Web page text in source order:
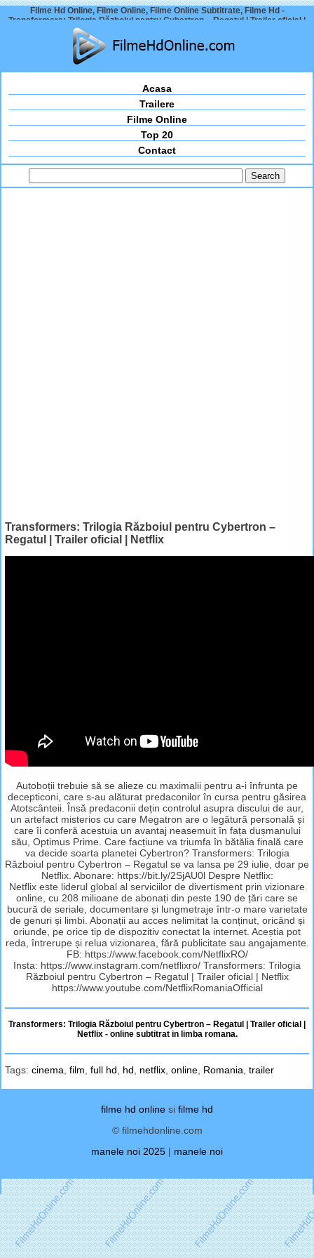
Filme Hd Online, Filme Online, Filme Online Subtitrate, Filme Hd -
Transformers: Trilogia Războiul pentru Cybertron – Regatul | Trailer oficial |
Acasa
Trailere
Filme Online
Top 20
Contact
Transformers: Trilogia Războiul pentru Cybertron –
Regatul | Trailer oficial | Netflix
Autoboții trebuie să se alieze cu maximalii pentru a-i înfrunta pe
decepticoni, care s-au alăturat predaconilor în cursa pentru găsirea
Atotscânteii. Însă predaconii dețin controlul asupra discului de aur,
un artefact misterios cu care Megatron are o legătură personală și
care îi conferă acestuia un avantaj neasemuit în fața dușmanului
său, Optimus Prime. Care facțiune va triumfa în bătălia finală care
va decide soarta planetei Cybertron? Transformers: Trilogia
Războiul pentru Cybertron – Regatul se va lansa pe 29 iulie, doar pe
Netflix. Abonare: https://bit.ly/2SjAU0l Despre Netflix:
Netflix este liderul global al serviciilor de divertisment prin vizionare
online, cu 208 milioane de abonați din peste 190 de țări care se
bucură de seriale, documentare și lungmetraje într-o mare varietate
de genuri și limbi. Abonații au acces nelimitat la conținut, oricând și
oriunde, pe orice tip de dispozitiv conectat la internet. Aceștia pot
reda, întrerupe și relua vizionarea, fără publicitate sau angajamente.
FB: https://www.facebook.com/NetflixRO/
Insta: https://www.instagram.com/netflixro/ Transformers: Trilogia
Războiul pentru Cybertron – Regatul | Trailer oficial | Netflix
https://www.youtube.com/NetflixRomaniaOfficial
Transformers: Trilogia Războiul pentru Cybertron – Regatul | Trailer oficial |
Netflix - online subtitrat in limba romana.
Tags: cinema film full hd hd netflix online Romania trailer
filme hd online si filme hd
© filmehdonline.com
manele noi 2025 | manele noi